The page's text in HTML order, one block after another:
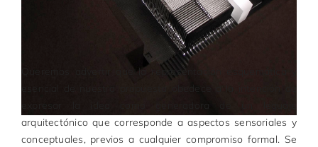
Queremos advertir que la representación esquemática y
expresar la idea como generadora de un leguaje
arquitectónico que corresponde a aspectos sensoriales y
conceptuales, previos a cualquier compromiso formal. Se